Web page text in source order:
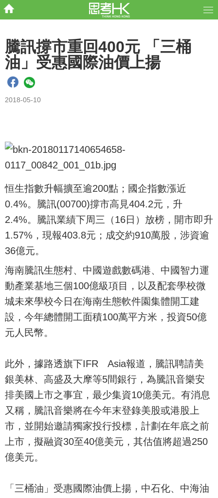
騰訊撐市重回400元 「三桶
油」受惠國際油價上揚
2018-05-10
恒生指數升幅擴至逾200點；國企指數漲近
0.4%。騰訊(00700)撐市高見404.2元，升
2.4%。騰訊業績下周三（16日）放榜，開市即升
1.57%，現報403.8元；成交約910萬股，涉資逾
36億元。
海南騰訊生態村、中國遊戲數碼港、中國智力運
動產業基地三個100億級項目，以及配套學校微
城未來學校今日在海南生態軟件園集體開工建
設，今年總體開工面積100萬平方米，投資50億
元人民幣。
此外，據路透旗下IFR Asia報道，騰訊聘請美
銀美林、高盛及大摩等5間銀行，為騰訊音樂安
排美國上市之事宜，最少集資10億美元。有消息
又稱，騰訊音樂將在今年末登錄美股或港股上
市，並開始邀請獨家投行投標，計劃在年底之前
上市，擬融資30至40億美元，其估值將超過250
億美元。
「三桶油」受惠國際油價上揚，中石化、中海油